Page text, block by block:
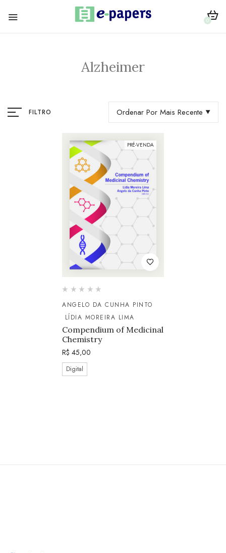
0
Alzheimer
FILTRO Ordenar Por Mais Recente
PRÉ-VENDA
ANGELO DA CUNHA PINTO
LÍDIA MOREIRA LIMA
Compendium of Medicinal
Chemistry
R$ 45,00
Digital